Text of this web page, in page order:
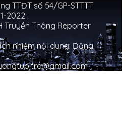
TTĐT số 54/GP-STTTT
2022.
Truyền Thông Reporter
nhiệm nội dung: Đặng